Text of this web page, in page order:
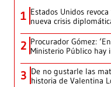
1 Estados Unidos
nueva crisis
2 Procurador Gómez:
Ministerio Público hay
3 De no gustarle las
historia de Valentina